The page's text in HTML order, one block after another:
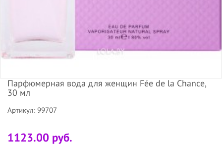
Парфюмерная вода для женщин Fée de la Chance,
30 мл
Артикул: 99707
1123.00 руб.